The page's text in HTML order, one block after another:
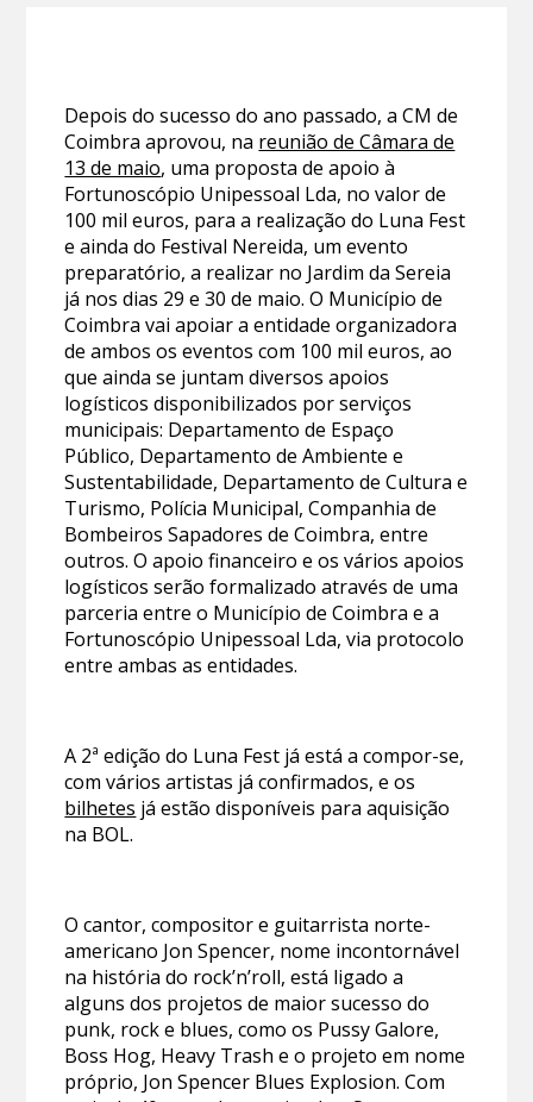
Depois do sucesso do ano passado, a CM de
Coimbra aprovou, na reunião de Câmara de
13 de maio, uma proposta de apoio à
Fortunoscópio Unipessoal Lda, no valor de
100 mil euros, para a realização do Luna Fest
e ainda do Festival Nereida, um evento
preparatório, a realizar no Jardim da Sereia
já nos dias 29 e 30 de maio. O Município de
Coimbra vai apoiar a entidade organizadora
de ambos os eventos com 100 mil euros, ao
que ainda se juntam diversos apoios
logísticos disponibilizados por serviços
municipais: Departamento de Espaço
Público, Departamento de Ambiente e
Sustentabilidade, Departamento de Cultura e
Turismo, Polícia Municipal, Companhia de
Bombeiros Sapadores de Coimbra, entre
outros. O apoio financeiro e os vários apoios
logísticos serão formalizado através de uma
parceria entre o Município de Coimbra e a
Fortunoscópio Unipessoal Lda, via protocolo
entre ambas as entidades.
A 2ª edição do Luna Fest já está a compor-se,
com vários artistas já confirmados, e os
bilhetes já estão disponíveis para aquisição
na BOL.
O cantor, compositor e guitarrista norte-
americano Jon Spencer, nome incontornável
na história do rock’n’roll, está ligado a
alguns dos projetos de maior sucesso do
punk, rock e blues, como os Pussy Galore,
Boss Hog, Heavy Trash e o projeto em nome
próprio, Jon Spencer Blues Explosion. Com